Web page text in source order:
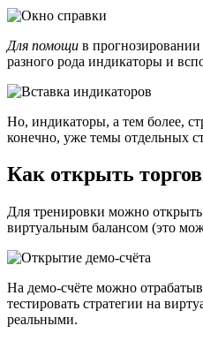
Для помощи в
разного рода индикаторы и
Но, индикаторы, а тем более,
конечно, уже темы отдельных
Как открыть
Для тренировки можно
виртуальным балансом (это
На демо-счёте можно
тестировать стратегии на
реальными.